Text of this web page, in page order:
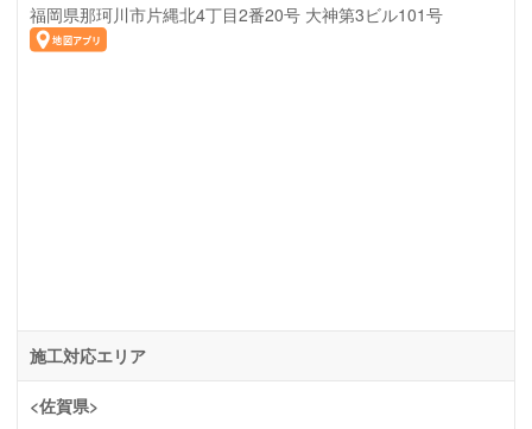
福岡県那珂川市片縄北4丁目2番20号 大神第3ビル101号
施工対応エリア
<佐賀県>